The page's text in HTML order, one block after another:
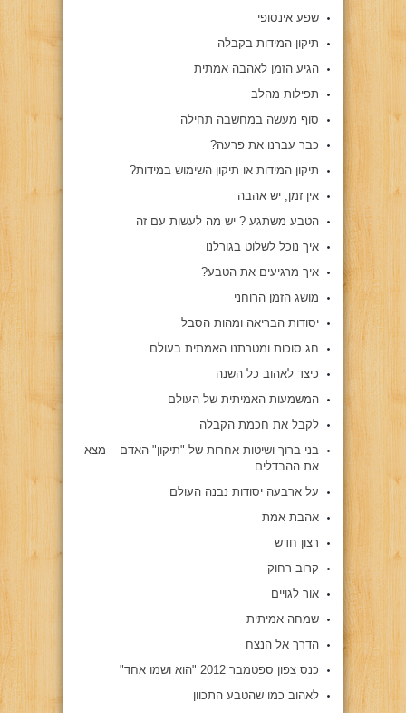
שפע אינסופי
תיקון המידות בקבלה
הגיע הזמן לאהבה אמתית
תפילות מהלב
סוף מעשה במחשבה תחילה
כבר עברנו את פרעה?
תיקון המידות או תיקון השימוש במידות?
אין זמן, יש אהבה
הטבע משתגע ? יש מה לעשות עם זה
איך נוכל לשלוט בגורלנו
איך מרגיעים את הטבע?
מושג הזמן הרוחני
יסודות הבריאה ומהות הסבל
חג סוכות ומטרתנו האמתית בעולם
כיצד לאהוב כל השנה
המשמעות האמיתית של העולם
לקבל את חכמת הקבלה
בני ברוך ושיטות אחרות של "תיקון" האדם – מצא
את ההבדלים
על ארבעה יסודות נבנה העולם
אהבת אמת
רצון חדש
קרוב רחוק
אור לגויים
שמחה אמיתית
הדרך אל הנצח
כנס צפון ספטמבר 2012 "הוא ושמו אחד"
לאהוב כמו שהטבע התכוון